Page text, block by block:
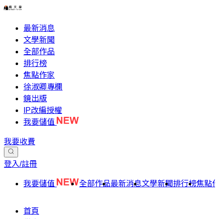
最新消息
文學新聞
全部作品
排行榜
焦點作家
徐淑卿專欄
鏡出版
IP改編授權
我要儲值
我要收費
登入/註冊
我要儲值 全部作品最新消息文學新聞排行榜焦點
首頁